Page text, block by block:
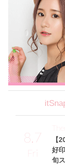
8.7
Fri
【
好
旬